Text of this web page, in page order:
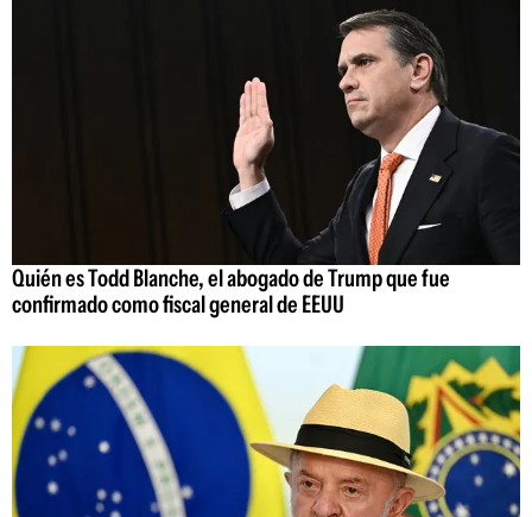
Quién es Todd Blanche, el abogado de Trump que fue
confirmado como fiscal general de EEUU